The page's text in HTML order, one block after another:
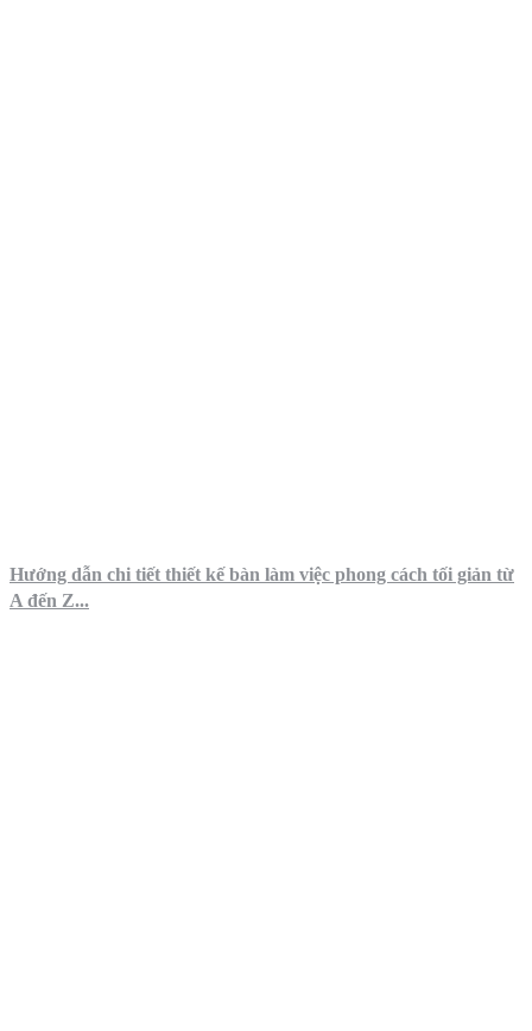
Hướng dẫn chi tiết thiết kế bàn làm việc phong cách tối giản từ
A đến Z...